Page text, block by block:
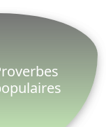
populaires